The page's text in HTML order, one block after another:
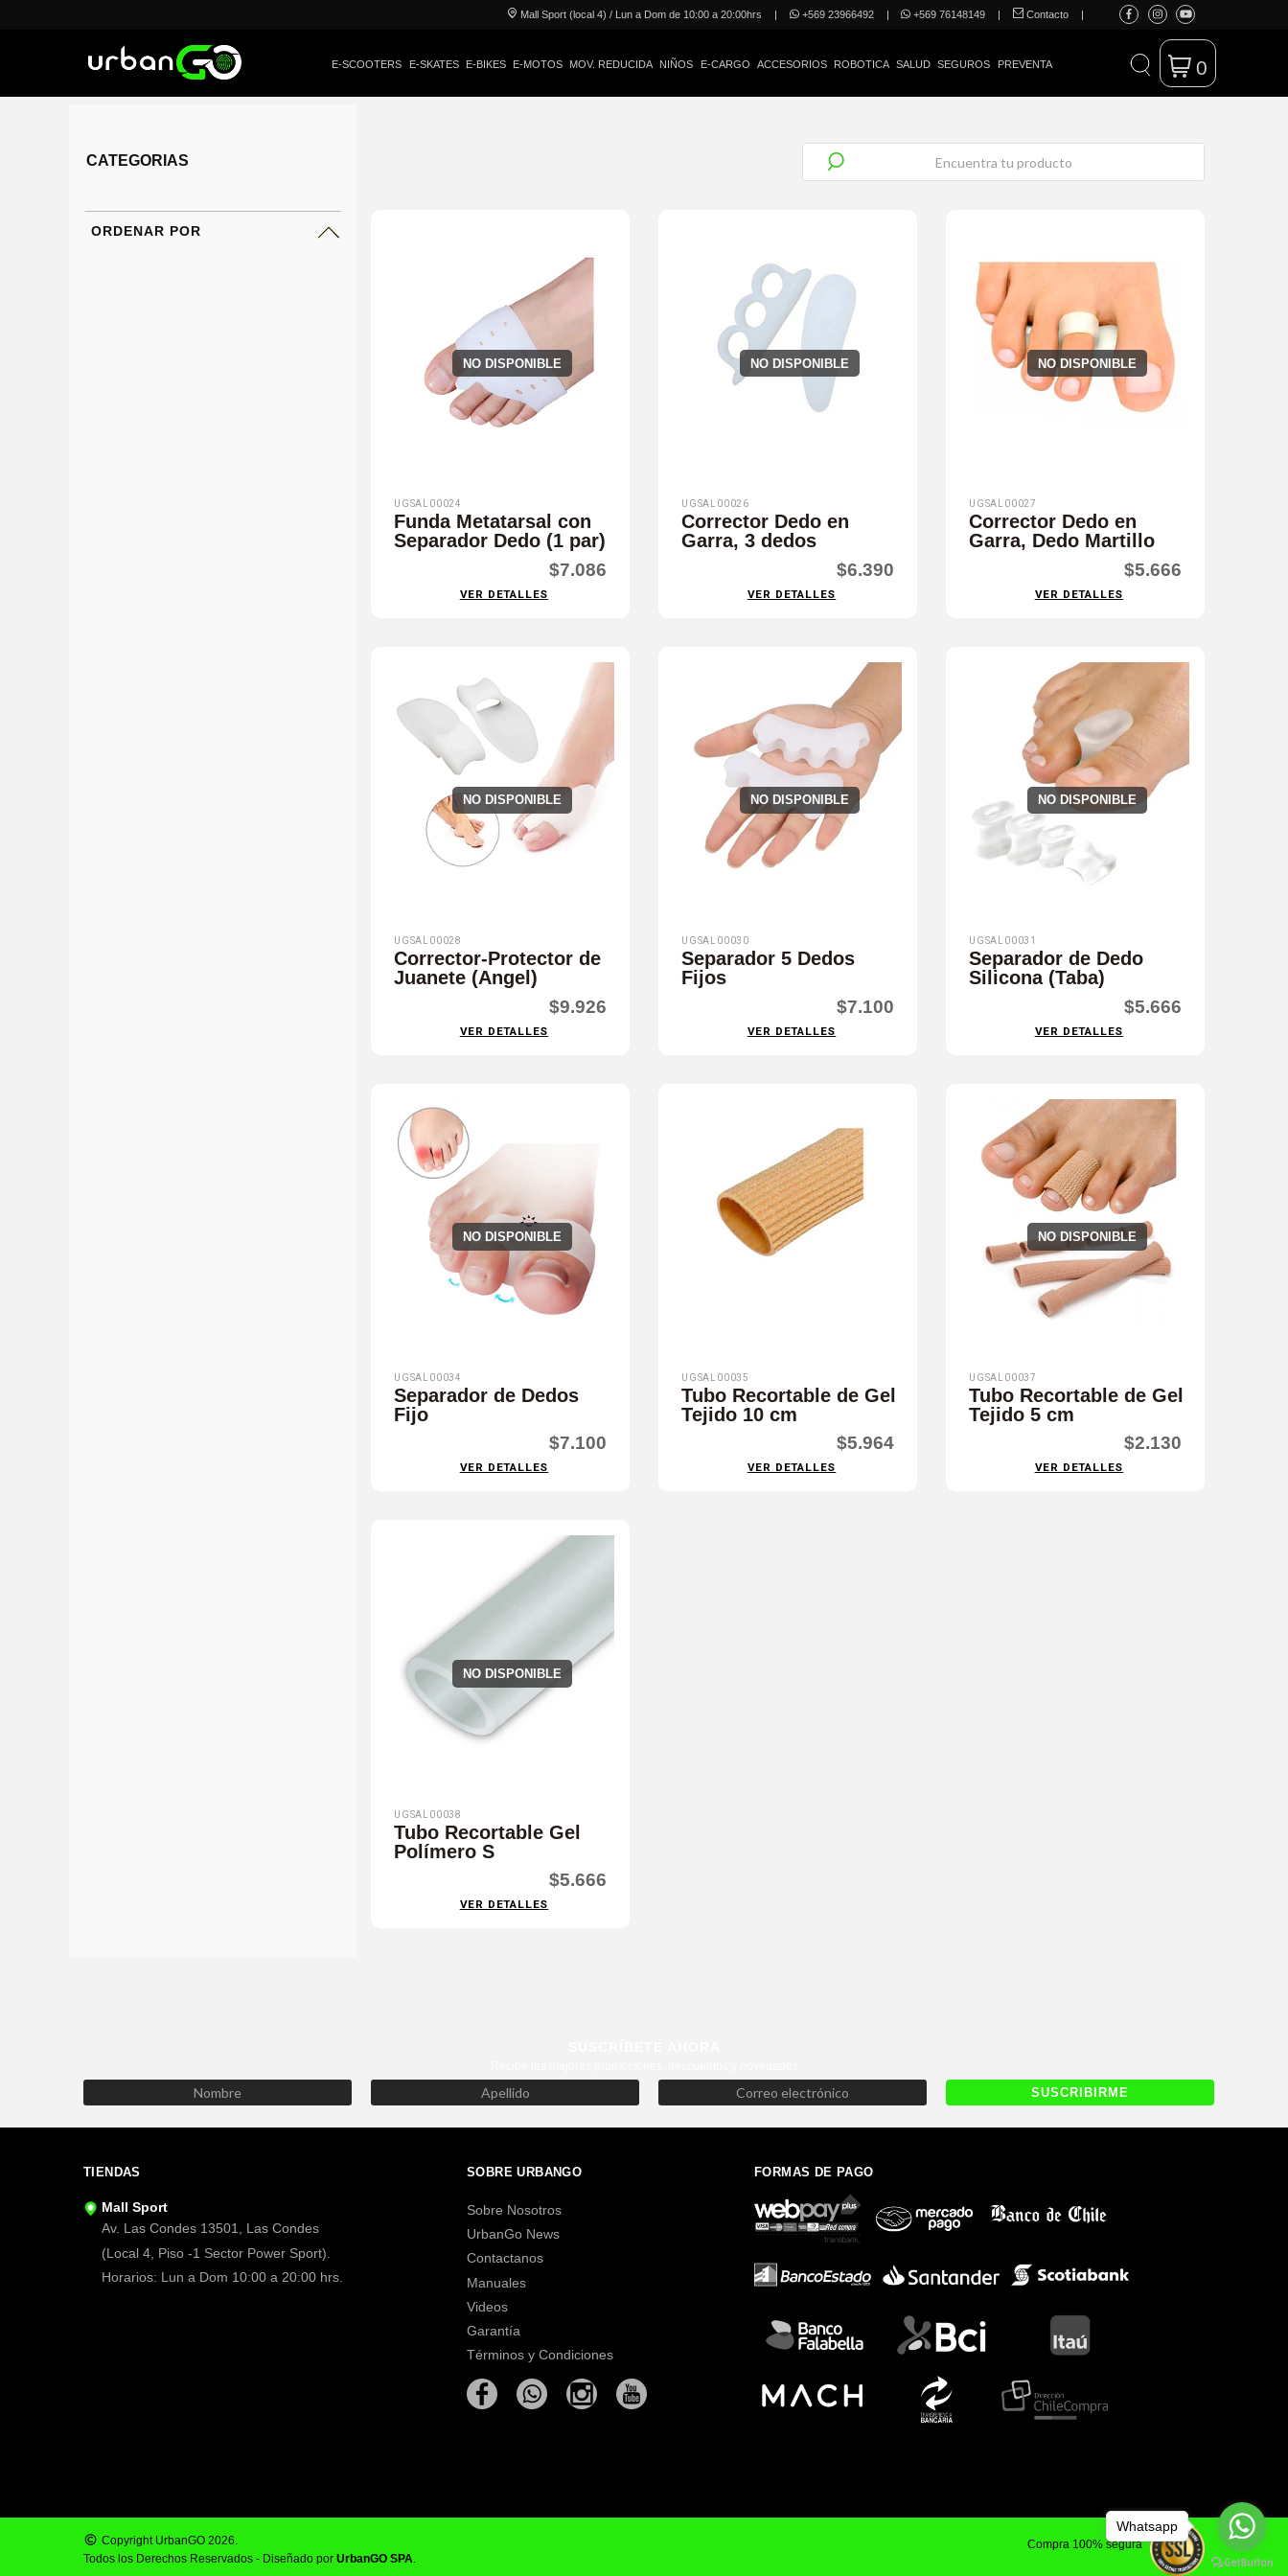
Mall Sport (local 4) / Lun a Dom de 10:00 a 20:00hrs | +569 23966492 | +569 76148149 | Contacto |
E-SCOOTERS E-SKATES E-BIKES E-MOTOS MOV. REDUCIDA NIÑOS E-CARGO ACCESORIOS ROBOTICA SALUD SEGUROS PREVENTA 0
CATEGORIAS
ORDENAR POR
NO DISPONIBLE
UGSAL00024
Funda Metatarsal con
Separador Dedo (1 par)
$7.086
VER DETALLES
NO DISPONIBLE
UGSAL00026
Corrector Dedo en
Garra, 3 dedos
$6.390
VER DETALLES
NO DISPONIBLE
UGSAL00027
Corrector Dedo en
Garra, Dedo Martillo
$5.666
VER DETALLES
NO DISPONIBLE
UGSAL00028
Corrector-Protector de
Juanete (Angel)
$9.926
VER DETALLES
NO DISPONIBLE
UGSAL00030
Separador 5 Dedos
Fijos
$7.100
VER DETALLES
NO DISPONIBLE
UGSAL00031
Separador de Dedo
Silicona (Taba)
$5.666
VER DETALLES
NO DISPONIBLE
UGSAL00034
Separador de Dedos
Fijo
$7.100
VER DETALLES
UGSAL00035
Tubo Recortable de Gel
Tejido 10 cm
$5.964
VER DETALLES
NO DISPONIBLE
UGSAL00037
Tubo Recortable de Gel
Tejido 5 cm
$2.130
VER DETALLES
NO DISPONIBLE
UGSAL00038
Tubo Recortable Gel
Polímero S
$5.666
VER DETALLES
TIENDAS
Mall Sport
Av. Las Condes 13501, Las Condes
(Local 4, Piso -1 Sector Power Sport).
Horarios: Lun a Dom 10:00 a 20:00 hrs.
SOBRE URBANGO
Sobre Nosotros
UrbanGo News
Contactanos
Manuales
Videos
Garantía
Términos y Condiciones
FORMAS DE PAGO
Copyright UrbanGO 2026.
Todos los Derechos Reservados - Diseñado por UrbanGO SPA.
Compra 100% segura
Whatsapp